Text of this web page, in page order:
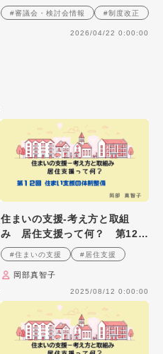
#審議会・検討会情報 #制度改正
2026/04/22 0:00:00
住まいの支援‐考え方と取組
み 居住支援って何？ 第12
回 住まい支援の体制整備
#住まいの支援 #居住支援
岡部真智子
2025/08/12 0:00:00